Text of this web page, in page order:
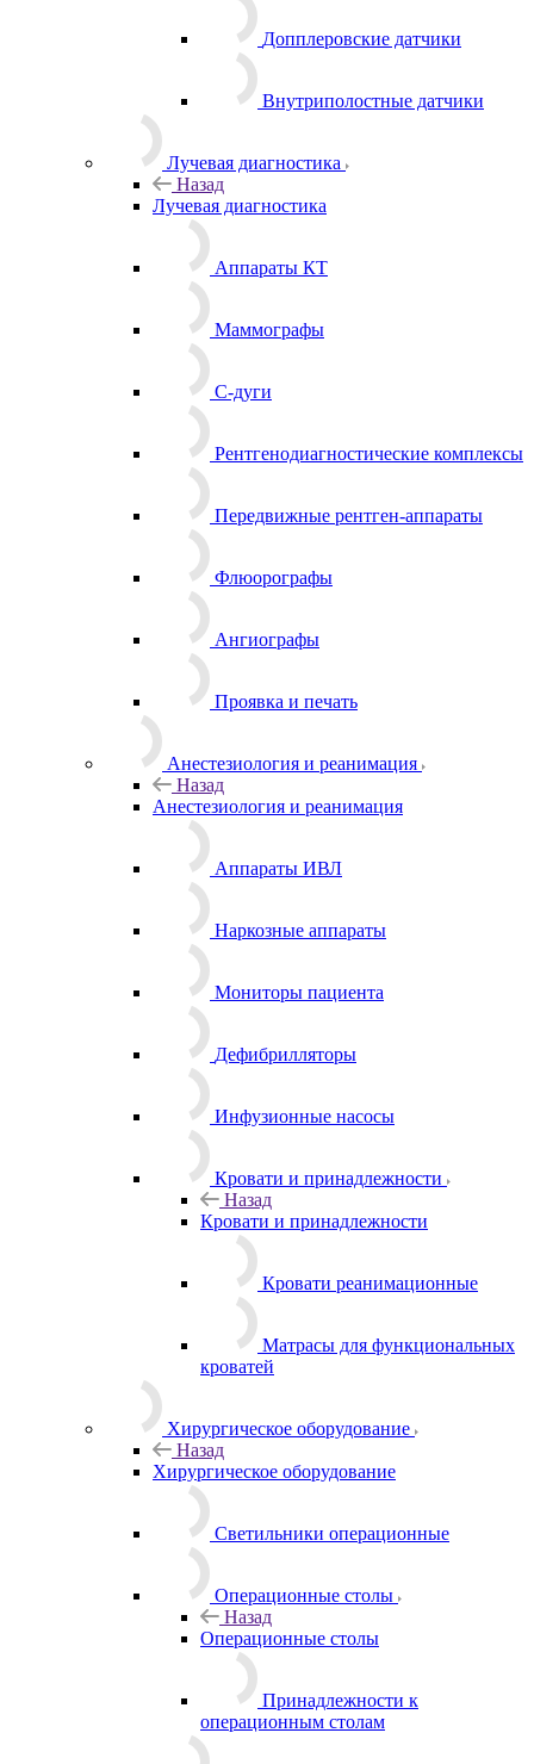
Допплеровские датчики
Внутриполостные датчики
Лучевая диагностика
Назад
Лучевая диагностика
Аппараты КТ
Маммографы
С-дуги
Рентгенодиагностические комплексы
Передвижные рентген-аппараты
Флюорографы
Ангиографы
Проявка и печать
Анестезиология и реанимация
Назад
Анестезиология и реанимация
Аппараты ИВЛ
Наркозные аппараты
Мониторы пациента
Дефибрилляторы
Инфузионные насосы
Кровати и принадлежности
Назад
Кровати и принадлежности
Кровати реанимационные
Матрасы для функциональных
кроватей
Хирургическое оборудование
Назад
Хирургическое оборудование
Светильники операционные
Операционные столы
Назад
Операционные столы
Принадлежности к
операционным столам